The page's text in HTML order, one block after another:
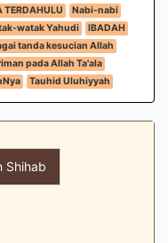
TERDAHULU
Nabi-nabi
watak Yahudi
IBADAH
tanda kesucian Allah
pada Allah Ta'ala
Tauhid Uluhiyyah
Shihab